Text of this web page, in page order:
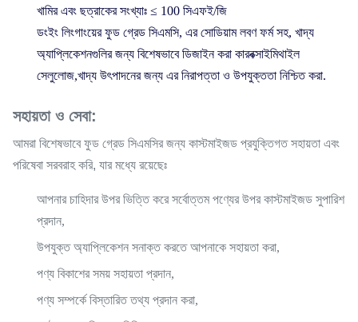
খামির এবং ছত্রাকের সংখ্যাঃ ≤ 100 সিএফই/জি
ডংইং লিংগাংয়ের ফুড গ্রেড সিএমসি, এর সোডিয়াম লবণ ফর্ম সহ, খাদ্য
অ্যাপ্লিকেশনগুলির জন্য বিশেষভাবে ডিজাইন করা কারবক্সাইমিথাইল
সেলুলোজ,খাদ্য উৎপাদনের জন্য এর নিরাপত্তা ও উপযুক্ততা নিশ্চিত করা.
সহায়তা ও সেবা:
আমরা বিশেষভাবে ফুড গ্রেড সিএমসির জন্য কাস্টমাইজড প্রযুক্তিগত সহায়তা এবং
পরিষেবা সরবরাহ করি, যার মধ্যে রয়েছেঃ
আপনার চাহিদার উপর ভিত্তি করে সর্বোত্তম পণ্যের উপর কাস্টমাইজড সুপারিশ
প্রদান,
উপযুক্ত অ্যাপ্লিকেশন সনাক্ত করতে আপনাকে সহায়তা করা,
পণ্য বিকাশের সময় সহায়তা প্রদান,
পণ্য সম্পর্কে বিস্তারিত তথ্য প্রদান করা,